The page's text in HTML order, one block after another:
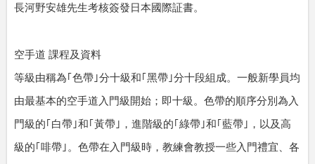
長河野安雄先生考核簽發日本國際証書。
空手道 課程及資料
等級由稱為｢色帶｣分十級和｢黑帶｣分十段組成。一般新學員均
由最基本的空手道入門級開始；即十級。色帶的順序分別為入
門級的｢白帶｣和｢黃帶｣，進階級的｢綠帶｣和｢藍帶｣，以及高
級的｢啡帶｣。色帶在入門級時，教練會教授一些入門禮宜、各